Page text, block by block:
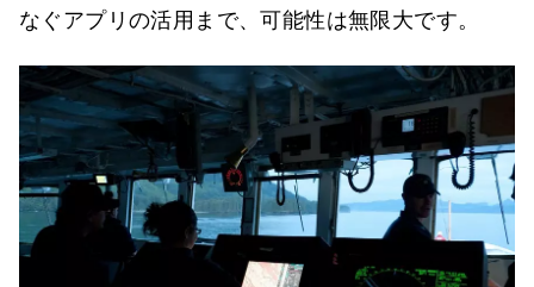
なぐアプリの活用まで、可能性は無限大です。